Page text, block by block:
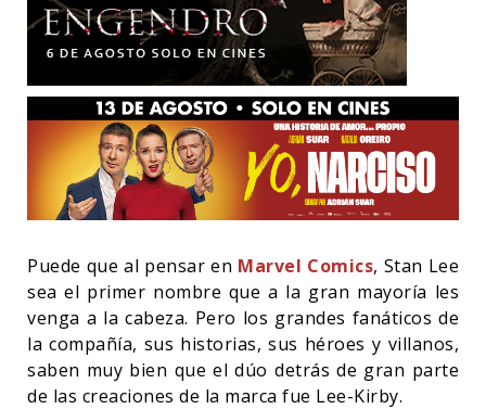
Puede que al pensar en Marvel Comics, Stan Lee
sea el primer nombre que a la gran mayoría les
venga a la cabeza. Pero los grandes fanáticos de
la compañía, sus historias, sus héroes y villanos,
saben muy bien que el dúo detrás de gran parte
de las creaciones de la marca fue Lee-Kirby.